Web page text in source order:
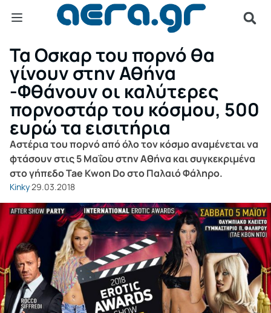
Τα Οσκαρ του πορνό θα
γίνουν στην Αθήνα
-Φθάνουν οι καλύτερες
πορνοστάρ του κόσμου, 500
ευρώ τα εισιτήρια
Αστέρια του πορνό από όλο τον κόσμο αναμένεται να
φτάσουν στις 5 Μαΐου στην Αθήνα και συγκεκριμένα
στο γήπεδο Tae Kwon Do στο Παλαιό Φάληρο.
Kinky29.03.2018